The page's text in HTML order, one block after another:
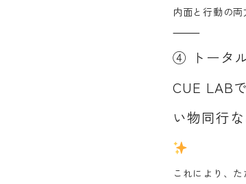
内面と行動の
⸻
④ トータ
CUE LAB
い物同行
これにより、